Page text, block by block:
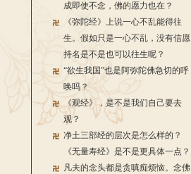
成即使不念，佛的愿力也在？
《弥陀经》上说一心不乱能得往
生。假如只是一心不乱，没有信愿
持名是不是也可以往生呢？
“欲生我国”也是阿弥陀佛急切的呼
唤吗？
《观经》，是不是我们自己要去
观？
净土三部经的层次是怎么样的？
《无量寿经》是不是更具体一点？
凡夫的念头都是贪嗔痴烦恼。念佛